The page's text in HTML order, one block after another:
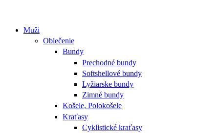
Muži
Oblečenie
Bundy
Prechodné bundy
Softshellové bundy
Lyžiarske bundy
Zimné bundy
Košele, Polokošele
Kraťasy
Cyklistické kraťasy